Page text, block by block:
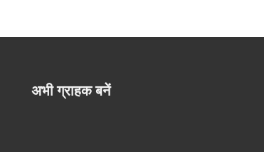
अभी ग्राहक बनें